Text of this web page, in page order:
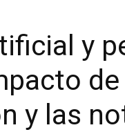
y
de
y las